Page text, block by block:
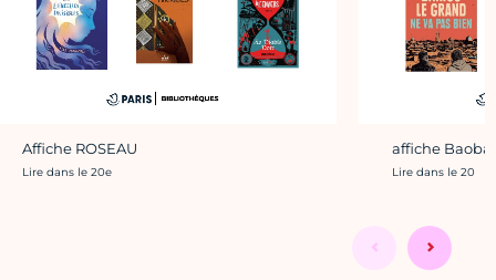
Affiche ROSEAU
Crédit photo :
Lire dans le 20e
affiche
Crédit photo :
Lire dans le 20